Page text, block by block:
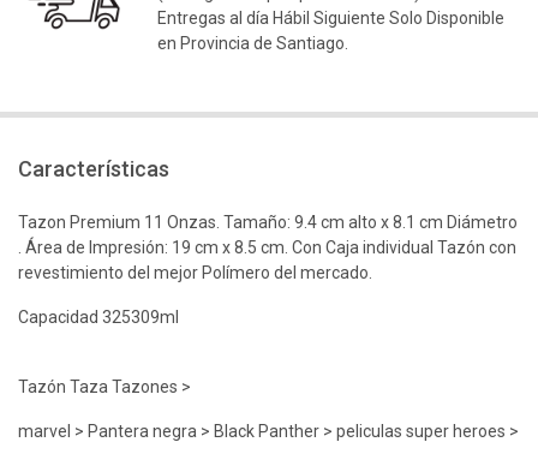
Entregas al día Hábil Siguiente Solo Disponible
en Provincia de Santiago.
Características
Tazon Premium 11 Onzas. Tamaño: 9.4 cm alto x 8.1 cm Diámetro
. Área de Impresión: 19 cm x 8.5 cm. Con Caja individual Tazón con
revestimiento del mejor Polímero del mercado.
Capacidad 325309ml
Tazón Taza Tazones >
marvel > Pantera negra > Black Panther > peliculas super heroes >